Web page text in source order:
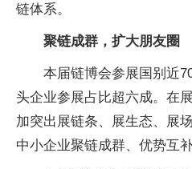
链体系。
聚链成群，扩大朋友圈
本届链博会参展国别近
头企业参展占比超六成。在
加突出展链条、展生态、展
中小企业聚链成群、优势互补